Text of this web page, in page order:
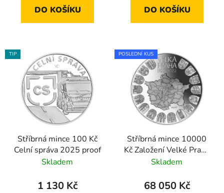
DO KOŠÍKU DO KOŠÍKU
TIP
Stříbrná mince 100 Kč
Celní správa 2025 proof
Skladem
1 130 Kč
POSLEDNÍ KUS
Stříbrná mince 10000
Kč Založení Velké Prahy
2022 proof
Skladem
68 050 Kč